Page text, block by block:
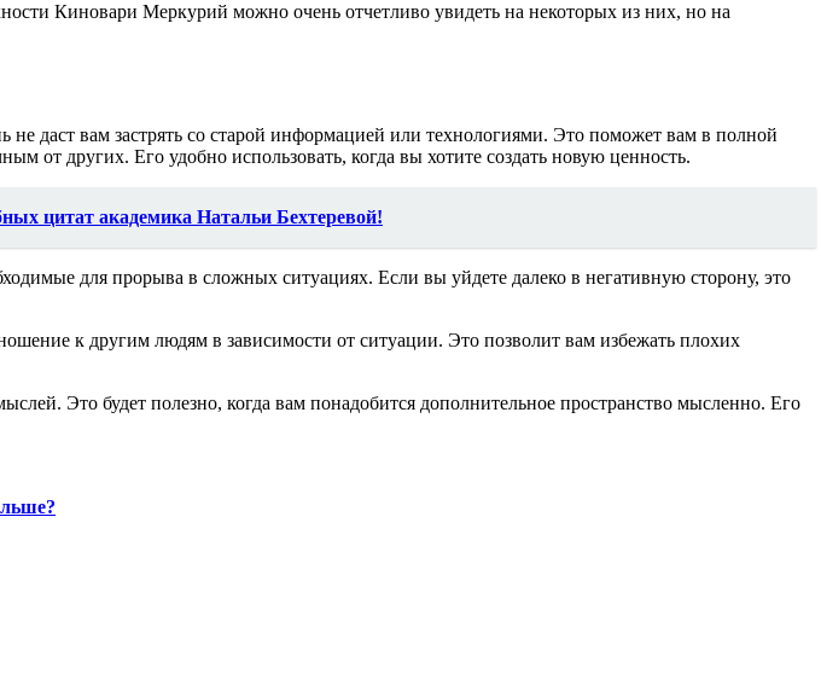
Киновари Меркурий можно очень отчетливо увидеть на некоторых из них, но на
даст вам застрять со старой информацией или технологиями. Это поможет вам в полной
от других. Его удобно использовать, когда вы хотите создать новую ценность.
цитат академика Натальи Бехтеревой!
для прорыва в сложных ситуациях. Если вы уйдете далеко в негативную сторону, это
к другим людям в зависимости от ситуации. Это позволит вам избежать плохих
Это будет полезно, когда вам понадобится дополнительное пространство мысленно. Его